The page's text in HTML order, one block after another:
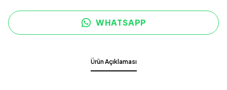
WHATSAPP
Ürün Açıklaması